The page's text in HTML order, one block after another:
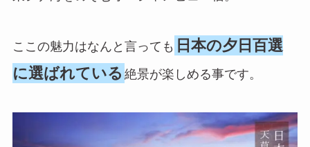
ここの魅力はなんと言っても 日本の夕日百選
に選ばれている 絶景が楽しめる事です。